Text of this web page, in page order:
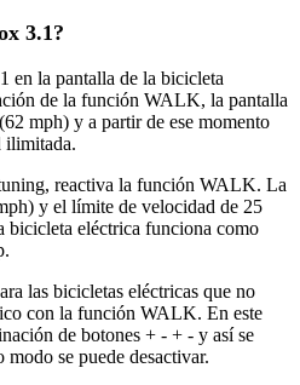
3.1?
en la pantalla de la bicicleta
de la función WALK, la pantalla
mph) y a partir de ese momento
ilimitada.
reactiva la función WALK. La
y el límite de velocidad de 25
bicicleta eléctrica funciona como
las bicicletas eléctricas que no
con la función WALK. En este
de botones + - + - y así se
se puede desactivar.